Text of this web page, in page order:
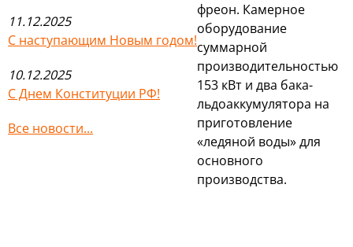
11.12.2025
С наступающим Новым годом!
10.12.2025
С Днем Конституции РФ!
Все новости...
фреон. Камерное
оборудование
суммарной
производительностью
153 кВт и два бака-
льдоаккумулятора на
приготовление
«ледяной воды» для
основного
производства.